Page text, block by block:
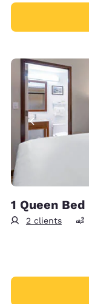
1 Queen Bed
2 clients